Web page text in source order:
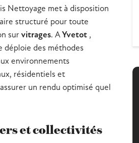
Nettoyage met à disposition
structuré pour toute
survitrages. AYvetot ,
déploie des méthodes
environnements
résidentiels et
un rendu optimisé quel
et collectivités